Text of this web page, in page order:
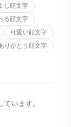
し顔文字
る顔文字
可愛い顔文字
りがとう顔文字
います。